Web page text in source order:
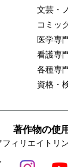
文芸・
コミッ
医学専
看護専
各種専
資格・
著作物の使
ィリエイトリ